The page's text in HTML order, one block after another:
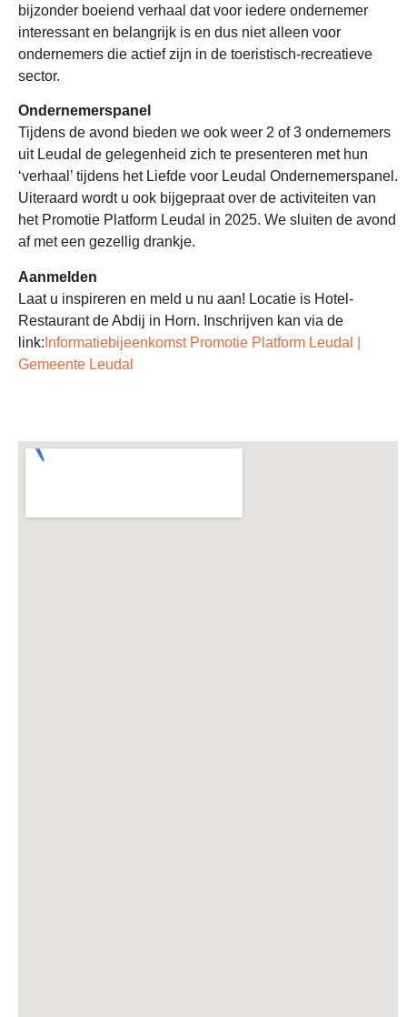
bijzonder boeiend verhaal dat voor iedere ondernemer
interessant en belangrijk is en dus niet alleen voor
ondernemers die actief zijn in de toeristisch-recreatieve
sector.
Ondernemerspanel
Tijdens de avond bieden we ook weer 2 of 3 ondernemers
uit Leudal de gelegenheid zich te presenteren met hun
‘verhaal’ tijdens het Liefde voor Leudal Ondernemerspanel.
Uiteraard wordt u ook bijgepraat over de activiteiten van
het Promotie Platform Leudal in 2025. We sluiten de avond
af met een gezellig drankje.
Aanmelden
Laat u inspireren en meld u nu aan! Locatie is Hotel-
Restaurant de Abdij in Horn. Inschrijven kan via de
link: Informatiebijeenkomst Promotie Platform Leudal |
Gemeente Leudal